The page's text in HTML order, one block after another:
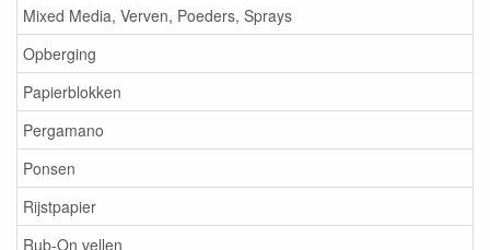
Mixed Media, Verven, Poeders, Sprays
Opberging
Papierblokken
Pergamano
Ponsen
Rijstpapier
Rub-On vellen